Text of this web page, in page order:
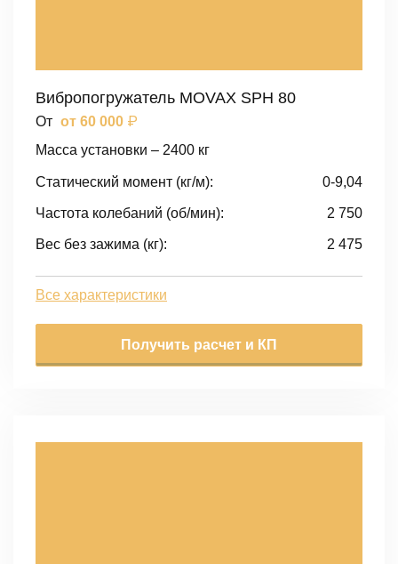
Вибропогружатель MOVAX SPH 80
От от 60 000 ₽
Масса установки – 2400 кг
Статический момент (кг/м): 0-9,04
Частота колебаний (об/мин): 2 750
Вес без зажима (кг): 2 475
Все характеристики
Получить расчет и КП